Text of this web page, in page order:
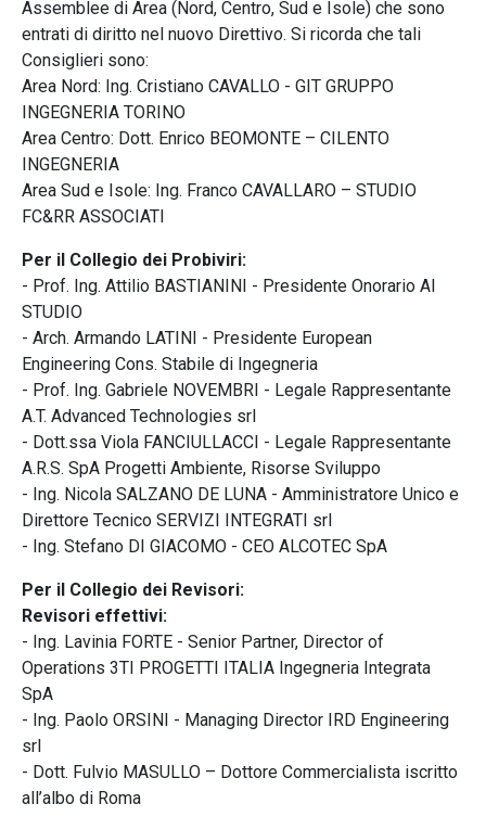
Assemblee di Area (Nord, Centro, Sud e Isole) che sono
entrati di diritto nel nuovo Direttivo. Si ricorda che tali
Consiglieri sono:
Area Nord: Ing. Cristiano CAVALLO - GIT GRUPPO
INGEGNERIA TORINO
Area Centro: Dott. Enrico BEOMONTE – CILENTO
INGEGNERIA
Area Sud e Isole: Ing. Franco CAVALLARO – STUDIO
FC&RR ASSOCIATI
Per il Collegio dei Probiviri:
- Prof. Ing. Attilio BASTIANINI - Presidente Onorario AI
STUDIO
- Arch. Armando LATINI - Presidente European
Engineering Cons. Stabile di Ingegneria
- Prof. Ing. Gabriele NOVEMBRI - Legale Rappresentante
A.T. Advanced Technologies srl
- Dott.ssa Viola FANCIULLACCI - Legale Rappresentante
A.R.S. SpA Progetti Ambiente, Risorse Sviluppo
- Ing. Nicola SALZANO DE LUNA - Amministratore Unico e
Direttore Tecnico SERVIZI INTEGRATI srl
- Ing. Stefano DI GIACOMO - CEO ALCOTEC SpA
Per il Collegio dei Revisori:
Revisori effettivi:
- Ing. Lavinia FORTE - Senior Partner, Director of
Operations 3TI PROGETTI ITALIA Ingegneria Integrata
SpA
- Ing. Paolo ORSINI - Managing Director IRD Engineering
srl
- Dott. Fulvio MASULLO – Dottore Commercialista iscritto
all’albo di Roma